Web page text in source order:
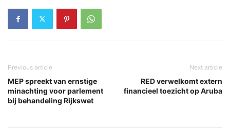
Previous article
MEP spreekt van ernstige
minachting voor parlement
bij behandeling Rijkswet
Next article
RED verwelkomt extern
financieel toezicht op Aruba